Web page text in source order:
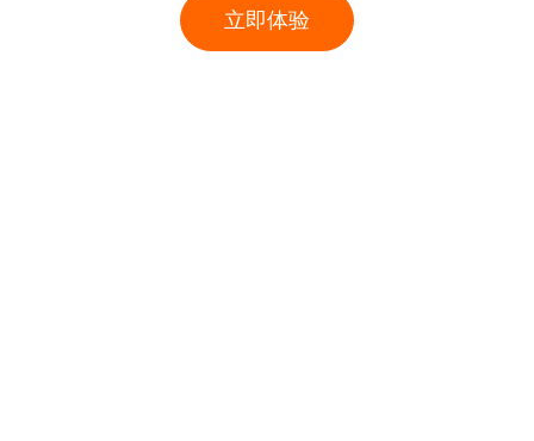
立即体验